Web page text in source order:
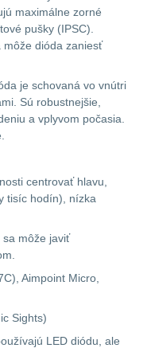
maximálne zorné
pušky (IPSC).
môže dióda zaniesť
je schovaná vo vnútri
Sú robustnejšie,
a vplyvom počasia.
centrovať hlavu,
tisíc hodín), nízka
sa môže javiť
Aimpoint Micro,
Sights)
LED diódu, ale